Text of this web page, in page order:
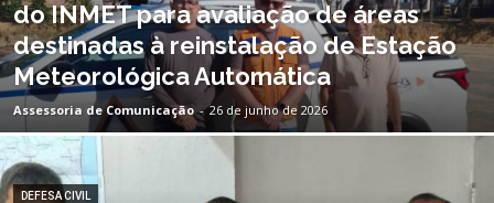
do INMET para avaliação de áreas
destinadas à reinstalação de Estação
Meteorológica Automática
Assessoria de Comunicação - 26 de junho de 2026
DEFESA CIVIL